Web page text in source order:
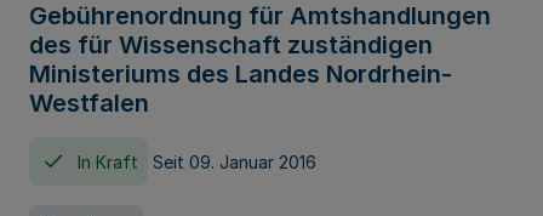
Gebührenordnung für Amtshandlungen
des für Wissenschaft zuständigen
Ministeriums des Landes Nordrhein-
Westfalen
In Kraft Seit 09. Januar 2016